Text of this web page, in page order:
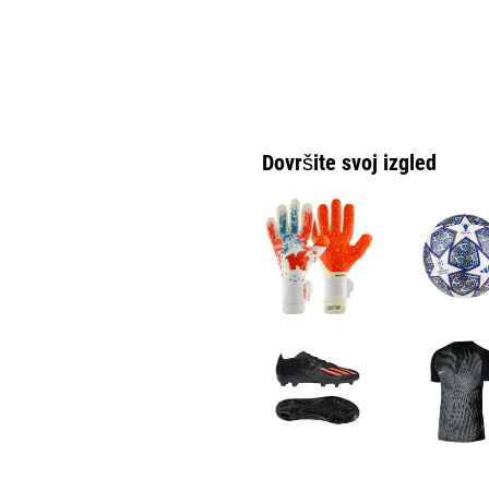
Dovršite svoj izgled